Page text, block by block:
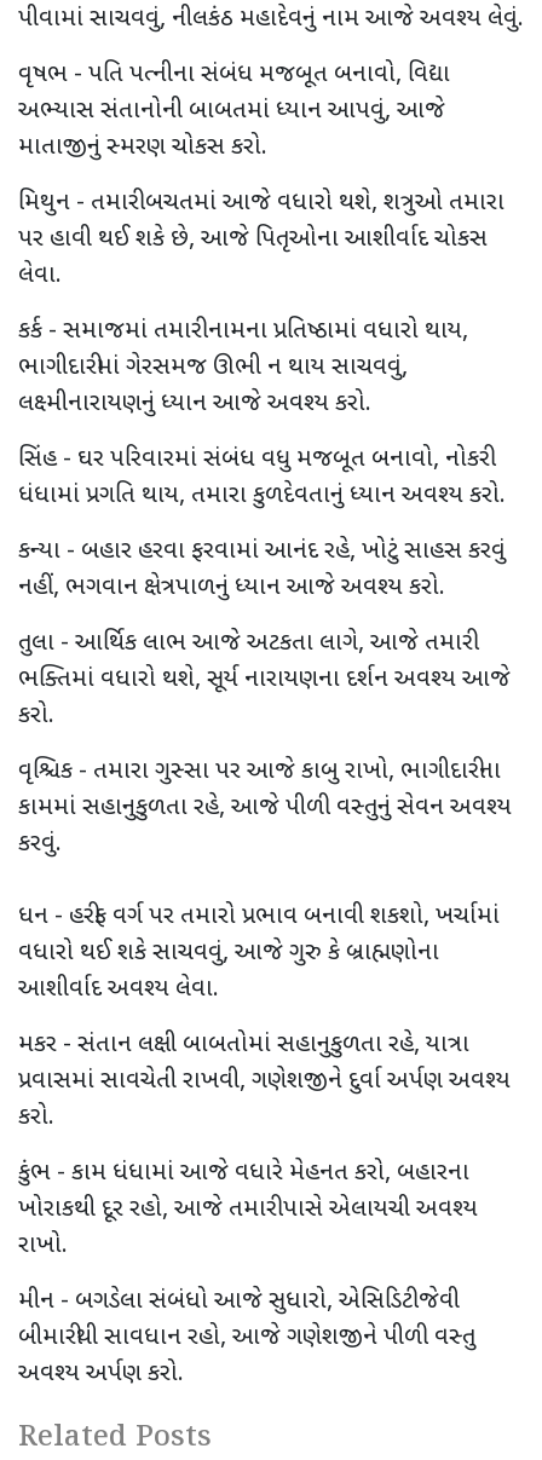
પીવામાં સાચવવું, નીલકંઠ મહાદેવનું નામ આજે અવશ્ય લેવું.
વૃષભ - પતિ પત્નીના સંબંધ મજબૂત બનાવો, વિદ્યા
અભ્યાસ સંતાનોની બાબતમાં ધ્યાન આપવું, આજે
માતાજીનું સ્મરણ ચોકસ કરો.
મિથુન - તમારી બચતમાં આજે વધારો થશે, શત્રુઓ તમારા
પર હાવી થઈ શકે છે, આજે પિતૃઓના આશીર્વાદ ચોકસ
લેવા.
કર્ક - સમાજમાં તમારી નામના પ્રતિષ્ઠામાં વધારો થાય,
ભાગીદારીમાં ગેરસમજ ઊભી ન થાય સાચવવું,
લક્ષ્મીનારાયણનું ધ્યાન આજે અવશ્ય કરો.
સિંહ - ઘર પરિવારમાં સંબંધ વધુ મજબૂત બનાવો, નોકરી
ધંધામાં પ્રગતિ થાય, તમારા કુળદેવતાનું ધ્યાન અવશ્ય કરો.
કન્યા - બહાર હરવા ફરવામાં આનંદ રહે, ખોટું સાહસ કરવું
નહીં, ભગવાન ક્ષેત્રપાળનું ધ્યાન આજે અવશ્ય કરો.
તુલા - આર્થિક લાભ આજે અટકતા લાગે, આજે તમારી
ભક્તિમાં વધારો થશે, સૂર્ય નારાયણના દર્શન અવશ્ય આજે
કરો.
વૃશ્ચિક - તમારા ગુસ્સા પર આજે કાબુ રાખો, ભાગીદારીના
કામમાં સહાનુકુળતા રહે, આજે પીળી વસ્તુનું સેવન અવશ્ય
કરવું.
ધન - હરીફ વર્ગ પર તમારો પ્રભાવ બનાવી શકશો, ખર્ચામાં
વધારો થઈ શકે સાચવવું, આજે ગુરુ કે બ્રાહ્મણોના
આશીર્વાદ અવશ્ય લેવા.
મકર - સંતાન લક્ષી બાબતોમાં સહાનુકુળતા રહે, યાત્રા
પ્રવાસમાં સાવચેતી રાખવી, ગણેશજીને દુર્વા અર્પણ અવશ્ય
કરો.
કુંભ - કામ ધંધામાં આજે વધારે મેહનત કરો, બહારના
ખોરાકથી દૂર રહો, આજે તમારી પાસે એલાયચી અવશ્ય
રાખો.
મીન - બગડેલા સંબંધો આજે સુધારો, એસિડિટી જેવી
બીમારીથી સાવધાન રહો, આજે ગણેશજીને પીળી વસ્તુ
અવશ્ય અર્પણ કરો.
Related Posts